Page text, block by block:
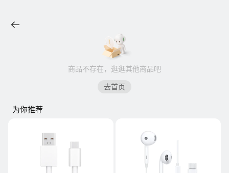
商品不存在，逛逛其他商品吧
去首页
为你推荐